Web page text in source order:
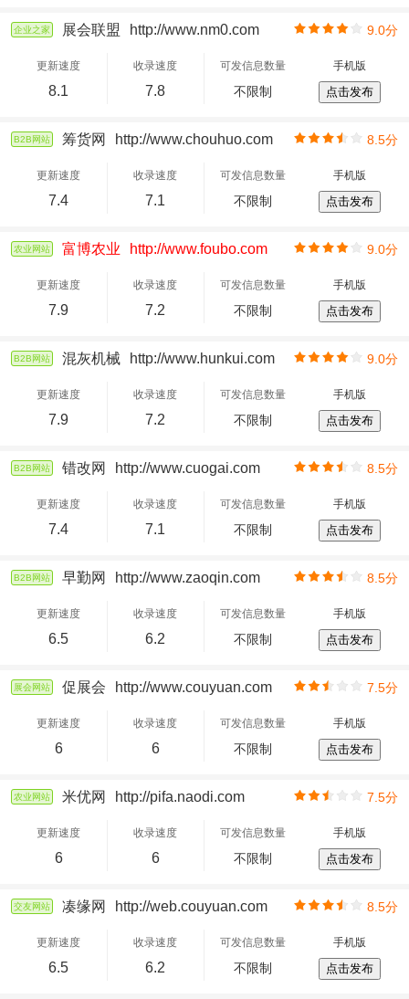
企业之家 展会联盟 http://www.nm0.com 9.0分
更新速度
8.1
收录速度
7.8
可发信息数量
不限制
手机版
点击发布
B2B网站 筹货网 http://www.chouhuo.com 8.5分
更新速度
7.4
收录速度
7.1
可发信息数量
不限制
手机版
点击发布
农业网站 富博农业 http://www.foubo.com 9.0分
更新速度
7.9
收录速度
7.2
可发信息数量
不限制
手机版
点击发布
B2B网站 混灰机械 http://www.hunkui.com 9.0分
更新速度
7.9
收录速度
7.2
可发信息数量
不限制
手机版
点击发布
B2B网站 错改网 http://www.cuogai.com 8.5分
更新速度
7.4
收录速度
7.1
可发信息数量
不限制
手机版
点击发布
B2B网站 早勤网 http://www.zaoqin.com 8.5分
更新速度
6.5
收录速度
6.2
可发信息数量
不限制
手机版
点击发布
展会网站 促展会 http://www.couyuan.com 7.5分
更新速度
6
收录速度
6
可发信息数量
不限制
手机版
点击发布
农业网站 米优网 http://pifa.naodi.com 7.5分
更新速度
6
收录速度
6
可发信息数量
不限制
手机版
点击发布
交友网站 凑缘网 http://web.couyuan.com 8.5分
更新速度
6.5
收录速度
6.2
可发信息数量
不限制
手机版
点击发布